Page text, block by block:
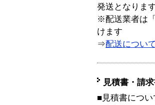
発送となります
※配送業者は
けます
⇒配送につい
見積書・請
■見積書につい